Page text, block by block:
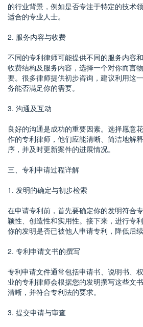
的行业背景，例如是否专注于特定的技术
适合的专业人士。
2. 服务内容与收费
不同的专利律师可能提供不同的服务内容
收费结构及服务内容，选择一个对你而言
要。很多律师提供初步咨询，建议利用这
务能否满足你的需要。
3. 沟通及互动
良好的沟通是成功的重要因素。选择愿意
作的专利律师，他们应能清晰、简洁地解
序，并及时更新案件的进展情况。
三、专利申请过程详解
1. 发明的确定与初步检索
在申请专利前，首先要确定你的发明符合
颖性、创造性和实用性。接下来，进行专
你的发明是否已被他人申请专利，降低后续
2. 专利申请文书的撰写
专利申请文件通常包括申请书、说明书、
业的专利律师会根据您的发明撰写这些文
清晰，并符合专利法的要求。
3. 提交申请与审查